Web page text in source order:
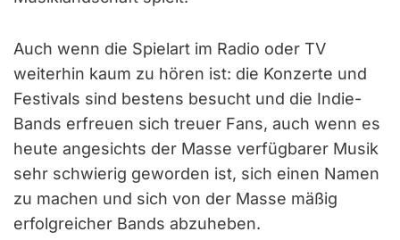
Auch wenn die Spielart im Radio oder TV
weiterhin kaum zu hören ist: die Konzerte und
Festivals sind bestens besucht und die Indie-
Bands erfreuen sich treuer Fans, auch wenn es
heute angesichts der Masse verfügbarer Musik
sehr schwierig geworden ist, sich einen Namen
zu machen und sich von der Masse mäßig
erfolgreicher Bands abzuheben.